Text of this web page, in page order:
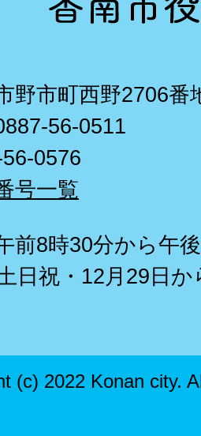
野市町西野2706番
56-0511
0576
号一覧
前8時30分から午
日祝・12月29日
(c) 2022 Konan city.